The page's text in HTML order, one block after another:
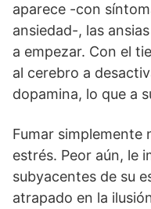
aparece -con
ansiedad-, las
a empezar. Con el
al cerebro a
dopamina, lo que a
Fumar simplemente
estrés. Peor aún, le
subyacentes de su
atrapado en la